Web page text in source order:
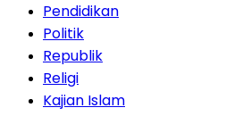
Pendidikan
Politik
Republik
Religi
Kajian Islam